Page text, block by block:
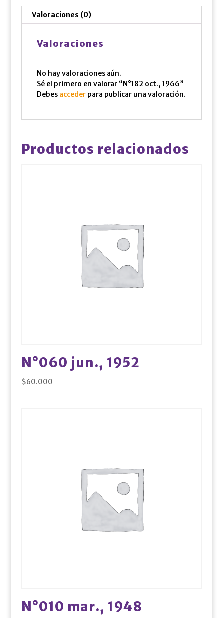
Valoraciones (0)
Valoraciones
No hay valoraciones aún.
Sé el primero en valorar “N°182 oct., 1966”
Debes accederpara publicar una valoración.
Productos relacionados
N°060 jun., 1952
$60.000
N°010 mar., 1948